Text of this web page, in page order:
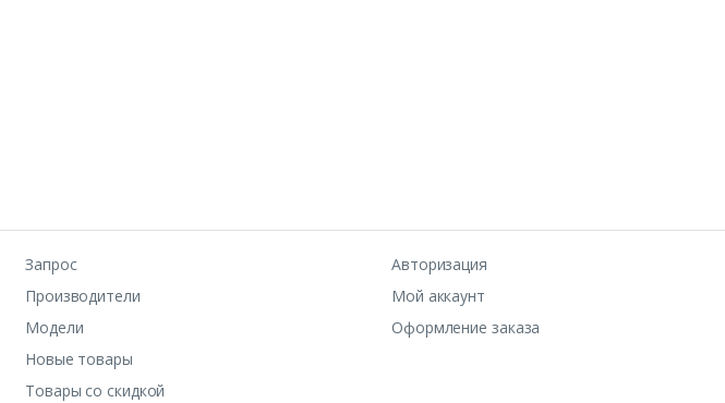
Запрос
Производители
Модели
Новые товары
Товары со скидкой
Авторизация
Мой аккаунт
Оформление заказа